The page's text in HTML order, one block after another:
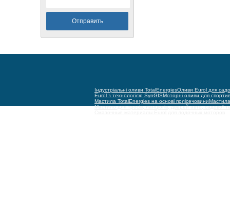
Індустріальні оливи TotalEnergiesОливи Eurol для
Eurol з технологією SynGISМоторні оливи для
Мастила TotalEnergies на основі полісечовини
Мастило для тросів, ланцюгів, дверей авто, садової